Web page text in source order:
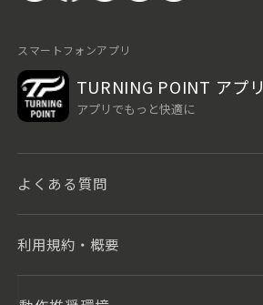
スマートフォンアプリ
TURNING POINT アプリ
アプリでもっと快適に
よくある質問
利用規約・概要